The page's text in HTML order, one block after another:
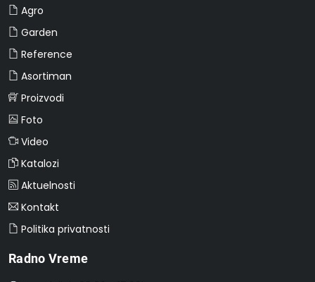
Agro
Garden
Reference
Asortiman
Proizvodi
Foto
Video
Katalozi
Aktuelnosti
Kontakt
Politika privatnosti
Radno Vreme